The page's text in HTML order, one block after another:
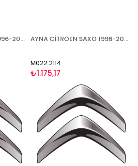
AYNA CİTROEN SAXO 1996-2003 ELEKTRİKLİ ISITMALI SAĞ AYNA CİTROEN SAXO 1996-2003 MEKANİK KATLANIR TİP SAĞ
M022.2114
₺1.175,17